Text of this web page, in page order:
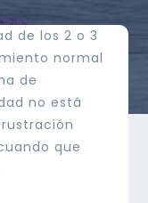
de los 2 o 3
normal
de
no está
que